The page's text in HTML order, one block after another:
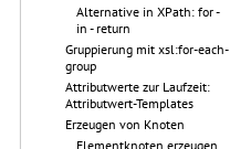
Alternative in XPath: for -
in - return
Gruppierung mit xsl:for-each-
group
Attributwerte zur Laufzeit:
Attributwert-Templates
Erzeugen von Knoten
Elementknoten erzeugen